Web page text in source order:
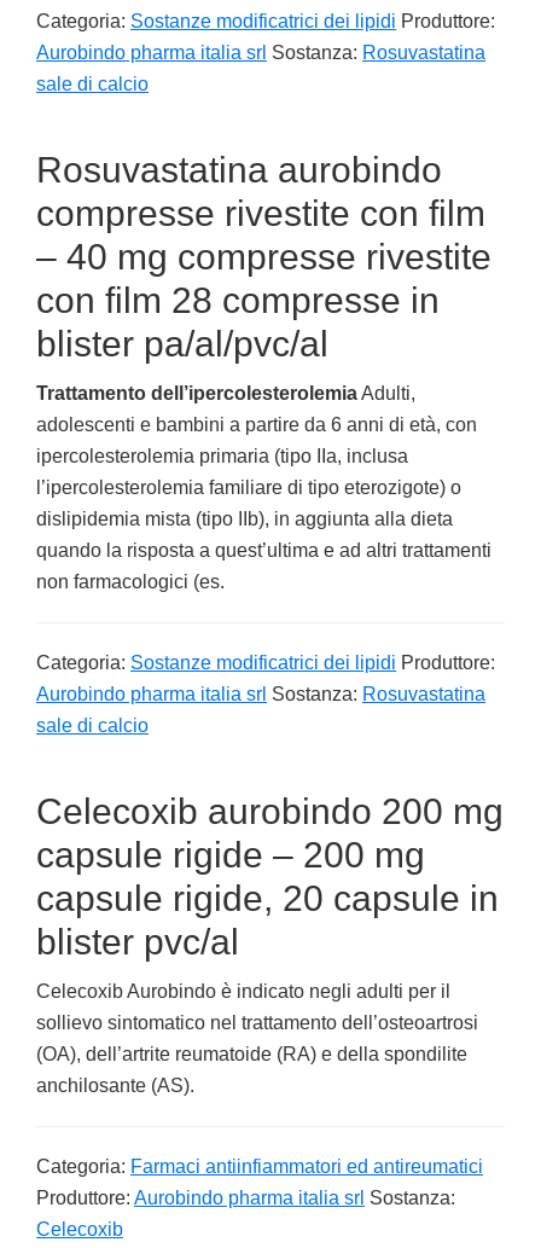
Categoria: Sostanze modificatrici dei lipidi Produttore:
Aurobindo pharma italia srl Sostanza: Rosuvastatina
sale di calcio
Rosuvastatina aurobindo
compresse rivestite con film
– 40 mg compresse rivestite
con film 28 compresse in
blister pa/al/pvc/al
Trattamento dell’ipercolesterolemiaAdulti,
adolescenti e bambini a partire da 6 anni di età, con
ipercolesterolemia primaria (tipo IIa, inclusa
l’ipercolesterolemia familiare di tipo eterozigote) o
dislipidemia mista (tipo IIb), in aggiunta alla dieta
quando la risposta a quest’ultima e ad altri trattamenti
non farmacologici (es.
Categoria: Sostanze modificatrici dei lipidi Produttore:
Aurobindo pharma italia srl Sostanza: Rosuvastatina
sale di calcio
Celecoxib aurobindo 200 mg
capsule rigide – 200 mg
capsule rigide, 20 capsule in
blister pvc/al
Celecoxib Aurobindo è indicato negli adulti per il
sollievo sintomatico nel trattamento dell’osteoartrosi
(OA), dell’artrite reumatoide (RA) e della spondilite
anchilosante (AS).
Categoria: Farmaci antiinfiammatori ed antireumatici
Produttore: Aurobindo pharma italia srl Sostanza:
Celecoxib